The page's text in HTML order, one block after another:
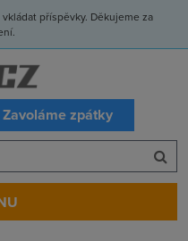
příspěvky. Děkujeme za
Zavoláme zpátky